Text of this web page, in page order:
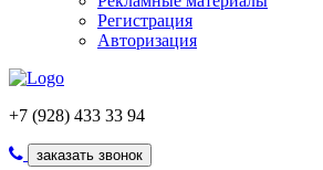
Регистрация
Авторизация
+7 (928) 433 33 94
заказать звонок